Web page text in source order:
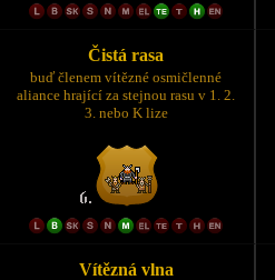
Čistá rasa
buď členem vítězné osmičlenné
aliance hrající za stejnou rasu v 1. 2.
3. nebo K lize
Vítězná vlna